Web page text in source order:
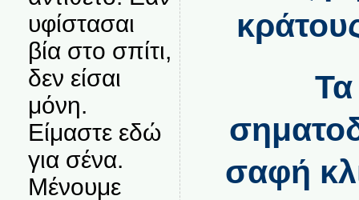
υφίστασαι
βία στο σπίτι,
δεν είσαι
μόνη.
Είμαστε εδώ
για σένα.
Μένουμε
σαφή